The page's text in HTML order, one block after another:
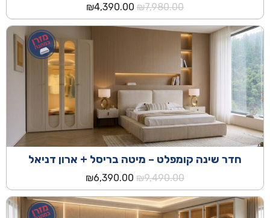
₪7,980.00
המחיר
המקורי
היה:
₪7,980.00.
₪4,390.00
הנוכחי
הוא:
₪4,390.00.
חדר שינה קומפלט – מיטה בריסל + ארון דניאל
₪9,490.00
המחיר
המקורי
היה:
₪9,490.00.
₪6,390.00
הנוכחי
הוא:
₪6,390.00.